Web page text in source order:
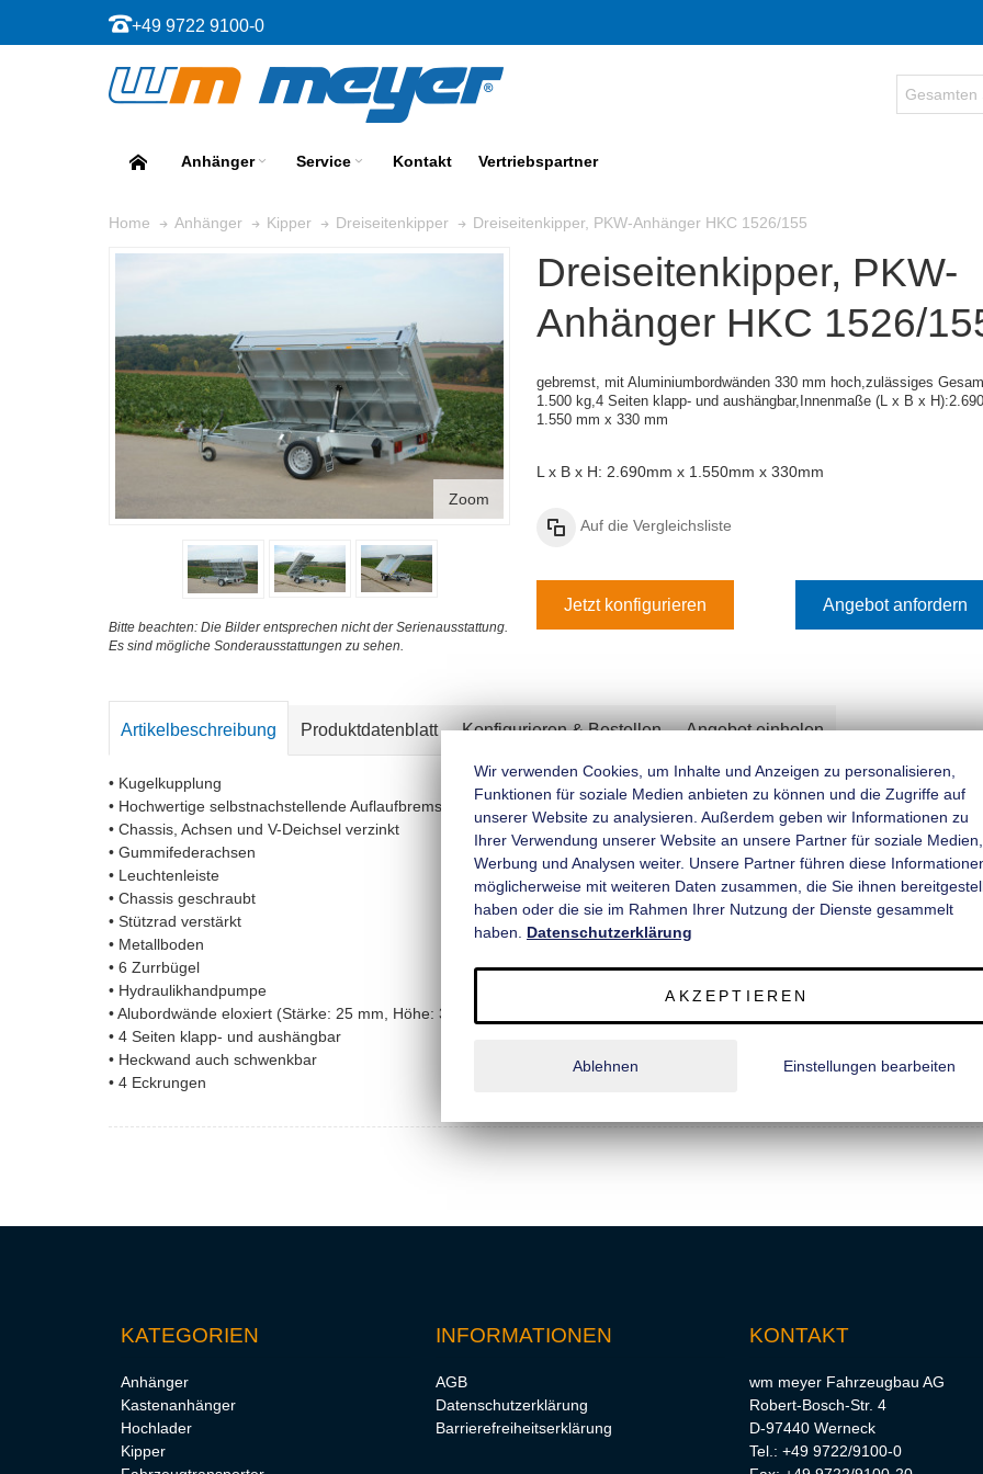
+49 9722 9100-0
Anhänger Service Kontakt Vertriebspartner
Home Anhänger Kipper Dreiseitenkipper Dreiseitenkipper, PKW-Anhänger HKC 1526/155
Zoom
Bitte beachten: Die Bilder entsprechen nicht der Serienausstattung.
Es sind mögliche Sonderausstattungen zu sehen.
Dreiseitenkipper, PKW-
Anhänger HKC 1526/
gebremst, mit Aluminiumbordwänden 330 mm hoch,zulässiges
1.500 kg,4 Seiten klapp- und aushängbar, Innenmaße (L x B x H):
1.550 mm x 330 mm
L x B x H: 2.690mm x 1.550mm x 330mm
Auf die Vergleichsliste
Jetzt konfigurieren Angebot anfordern
Artikelbeschreibung Produktdatenblatt Konfigurieren & Bestellen Angebot einholen
• Kugelkupplung
• Hochwertige selbstnachstellende Auflaufbremse mit Rückfahrautomatik
• Chassis, Achsen und V-Deichsel verzinkt
• Gummifederachsen
• Leuchtenleiste
• Chassis geschraubt
• Stützrad verstärkt
• Metallboden
• 6 Zurrbügel
• Hydraulikhandpumpe
• Alubordwände eloxiert (Stärke: 25 mm, Höhe: 330 mm)
• 4 Seiten klapp- und aushängbar
• Heckwand auch schwenkbar
• 4 Eckrungen
KATEGORIEN
Anhänger
Kastenanhänger
Hochlader
Kipper
INFORMATIONEN
AGB
Datenschutzerklärung
Barrierefreiheitserklärung
KONTAKT
wm meyer Fahrzeugbau AG
Robert-Bosch-Str. 4
D-97440 Werneck
Tel.: +49 9722/9100-0
Wir verwenden Cookies, um Inhalte und Anzeigen zu personalisieren,
Funktionen für soziale Medien anbieten zu können und die Zugriffe auf
unserer Website zu analysieren. Außerdem geben wir Informationen zu
Ihrer Verwendung unserer Website an unsere Partner für soziale Medien,
Werbung und Analysen weiter. Unsere Partner führen diese
möglicherweise mit weiteren Daten zusammen, die Sie ihnen
haben oder die sie im Rahmen Ihrer Nutzung der Dienste gesammelt
haben. Datenschutzerklärung
AKZEPTIEREN
Ablehnen Einstellungen bearbeiten